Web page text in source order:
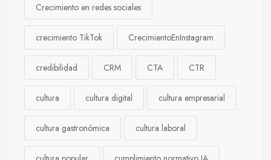
Crecimiento en redes sociales
crecimiento TikTok CrecimientoEnInstagram
credibilidad CRM CTA CTR
cultura cultura digital cultura empresarial
cultura gastronómica cultura laboral